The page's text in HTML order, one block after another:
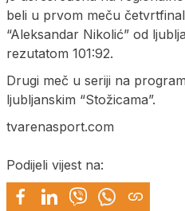
beli u prvom meču
“Aleksandar Nikolić” od
rezutatom 101:92.
Drugi meč u seriji na
ljubljanskim “Stožicama”.
tvarenasport.com
Podijeli vijest na: